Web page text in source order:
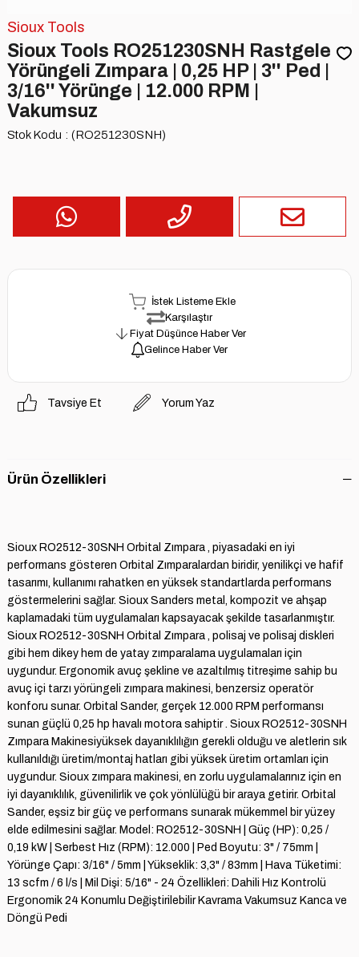
Sioux Tools
Sioux Tools RO251230SNH Rastgele
Yörüngeli Zımpara | 0,25 HP | 3'' Ped |
3/16'' Yörünge | 12.000 RPM |
Vakumsuz
Stok Kodu (RO251230SNH)
İstek Listeme Ekle
Karşılaştır
Fiyat Düşünce Haber Ver
Gelince Haber Ver
Tavsiye Et Yorum Yaz
Ürün Özellikleri
Sioux RO2512-30SNH Orbital Zımpara , piyasadaki en iyi
performans gösteren Orbital Zımparalardan biridir, yenilikçi ve hafif
tasarımı, kullanımı rahatken en yüksek standartlarda performans
göstermelerini sağlar. Sioux Sanders metal, kompozit ve ahşap
kaplamadaki tüm uygulamaları kapsayacak şekilde tasarlanmıştır.
Sioux RO2512-30SNH Orbital Zımpara , polisaj ve polisaj diskleri
gibi hem dikey hem de yatay zımparalama uygulamaları için
uygundur. Ergonomik avuç şekline ve azaltılmış titreşime sahip bu
avuç içi tarzı yörüngeli zımpara makinesi, benzersiz operatör
konforu sunar. Orbital Sander, gerçek 12.000 RPM performansı
sunan güçlü 0,25 hp havalı motora sahiptir . Sioux RO2512-30SNH
Zımpara Makinesiyüksek dayanıklılığın gerekli olduğu ve aletlerin sık
kullanıldığı üretim/montaj hatları gibi yüksek üretim ortamları için
uygundur. Sioux zımpara makinesi, en zorlu uygulamalarınız için en
iyi dayanıklılık, güvenilirlik ve çok yönlülüğü bir araya getirir. Orbital
Sander, eşsiz bir güç ve performans sunarak mükemmel bir yüzey
elde edilmesini sağlar. Model: RO2512-30SNH | Güç (HP): 0,25 /
0,19 kW | Serbest Hız (RPM): 12.000 | Ped Boyutu: 3" / 75mm |
Yörünge Çapı: 3/16" / 5mm | Yükseklik: 3,3" / 83mm | Hava Tüketimi:
13 scfm / 6 l/s | Mil Dişi: 5/16" - 24 Özellikleri: Dahili Hız Kontrolü
Ergonomik 24 Konumlu Değiştirilebilir Kavrama Vakumsuz Kanca ve
Döngü Pedi